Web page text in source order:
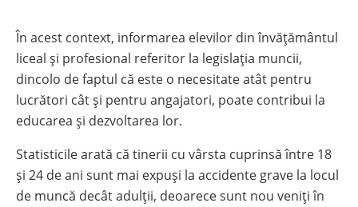
În acest context, informarea elevilor din învățământul
liceal și profesional referitor la legislația muncii,
dincolo de faptul că este o necesitate atât pentru
lucrători cât și pentru angajatori, poate contribui la
educarea și dezvoltarea lor.
Statisticile arată că tinerii cu vârsta cuprinsă între 18
și 24 de ani sunt mai expuși la accidente grave la locul
de muncă decât adulții, deoarece sunt nou veniți în